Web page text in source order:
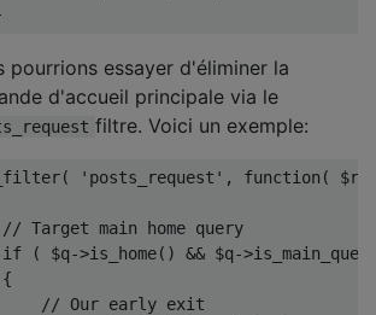
pourrions essayer d'éliminer la
d'accueil principale via le
filtre. Voici un exemple:
( 'posts_request' , function (
// Target main home query
if
( $q->is_home() && $q->
{
// Our early exit